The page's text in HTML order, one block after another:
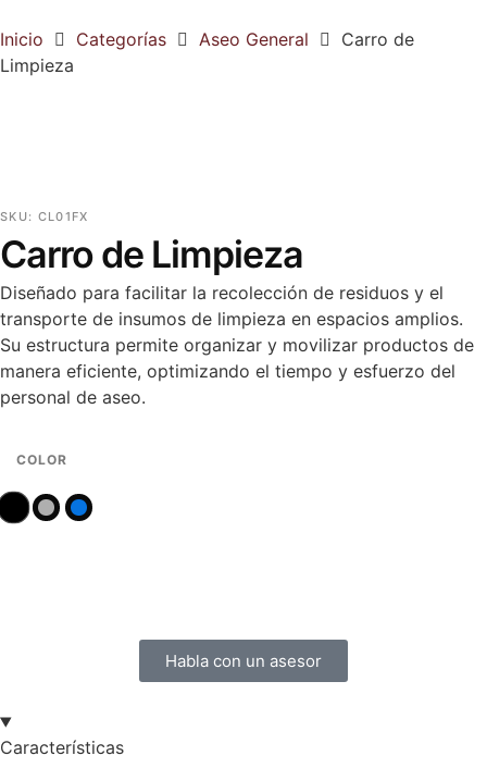
Inicio Categorías Aseo General
Carro de
Limpieza
SKU: CL01FX
Carro de Limpieza
Diseñado para facilitar la recolección de residuos y el
transporte de insumos de limpieza en espacios amplios.
Su estructura permite organizar y movilizar productos de
manera eficiente, optimizando el tiempo y esfuerzo del
personal de aseo.
COLOR
Habla con un asesor
Características